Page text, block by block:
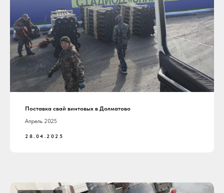
Поставка свай винтовых в Долматово
Апрель 2025
28.04.2025